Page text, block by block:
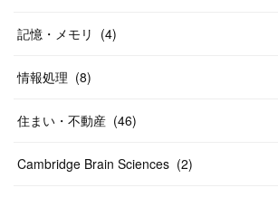
記憶・メモリ (4)
情報処理 (8)
住まい・不動産 (46)
Cambridge Brain Sciences (2)